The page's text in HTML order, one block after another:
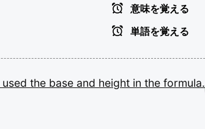
意味を覚える
単語を覚える
used the base and height in the formula.